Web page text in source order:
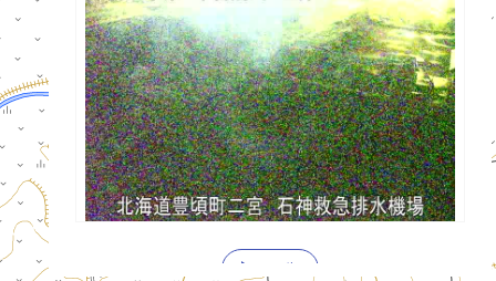
play_arrow 再生